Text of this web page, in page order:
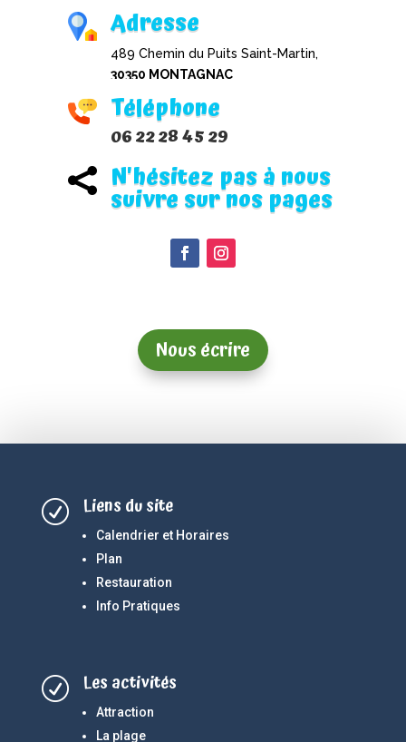
Adresse
489 Chemin du Puits Saint-Martin,
30350 MONTAGNAC
Téléphone
06 22 28 45 29
 N'hésitez pas à nous
suivre sur nos pages
Nous écrire
R Liens du site
Calendrier et Horaires
Plan
Restauration
Info Pratiques
R Les activités
Attraction
La plage